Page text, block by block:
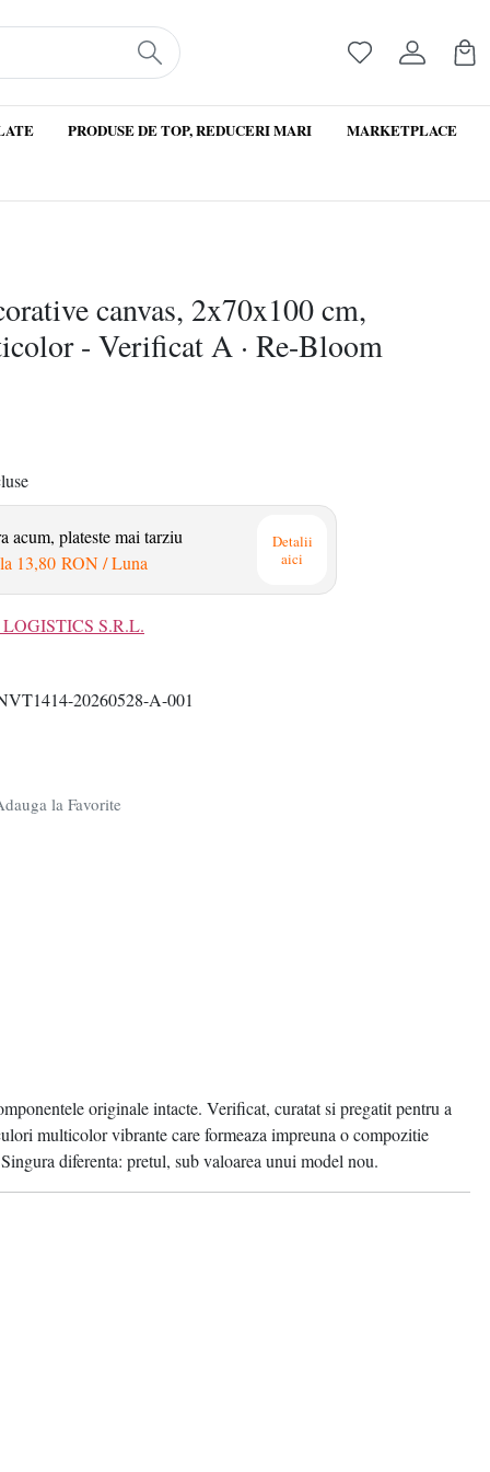
PRODUSE DE TOP, REDUCERI MARI MARKETPLACE
canvas, 2x70x100 cm,
- Verificat A · Re-Bloom
acum, plateste mai tarziu
13,80 RON/ Luna
Detalii
aici
S.R.L.
20260528-A-001
la Favorite
originale intacte. Verificat, curatat si pregatit pentru a
multicolor vibrante care formeaza impreuna o compozitie
diferenta: pretul, sub valoarea unui model nou.